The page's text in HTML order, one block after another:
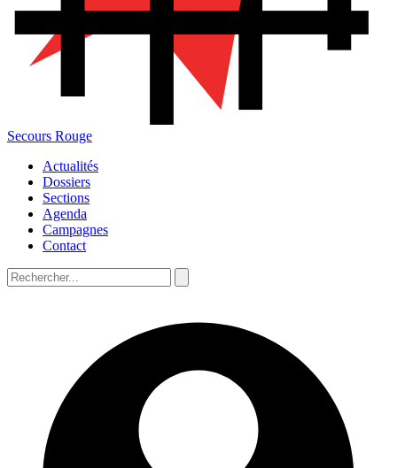
Secours Rouge
Actualités
Dossiers
Sections
Agenda
Campagnes
Contact